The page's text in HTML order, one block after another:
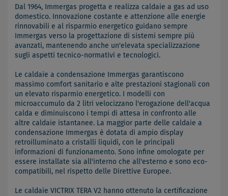
Dal 1964, Immergas progetta e realizza caldaie a gas ad uso
domestico. Innovazione costante e attenzione alle energie
rinnovabili e al risparmio energetico guidano sempre
Immergas verso la progettazione di sistemi sempre più
avanzati, mantenendo anche un'elevata specializzazione
sugli aspetti tecnico-normativi e tecnologici.
Le caldaie a condensazione Immergas garantiscono
massimo comfort sanitario e alte prestazioni stagionali con
un elevato risparmio energetico. I modelli con
microaccumulo da 2 litri velocizzano l'erogazione dell'acqua
calda e diminuiscono i tempi di attesa in confronto alle
altre caldaie istantanee. La maggior parte delle caldaie a
condensazione Immergas è dotata di ampio display
retroilluminato a cristalli liquidi, con le principali
informazioni di funzionamento. Sono infine omologate per
essere installate sia all'interno che all'esterno e sono eco-
compatibili, nel rispetto delle Direttive Europee.
Le caldaie VICTRIX TERA V2 hanno ottenuto la certificazione